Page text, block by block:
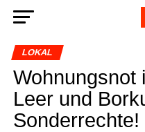
LOKAL
Woh­nungs­not
Leer und
Sonderrechte!